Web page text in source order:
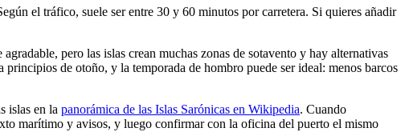
el tráfico, suele ser entre 30 y 60 minutos por carretera. Si quieres añadir
pero las islas crean muchas zonas de sotavento y hay alternativas
de otoño, y la temporada de hombro puede ser ideal: menos barcos
islas en la panorámica de las Islas Sarónicas en Wikipedia. Cuando
marítimo y avisos, y luego confirmar con la oficina del puerto el mismo